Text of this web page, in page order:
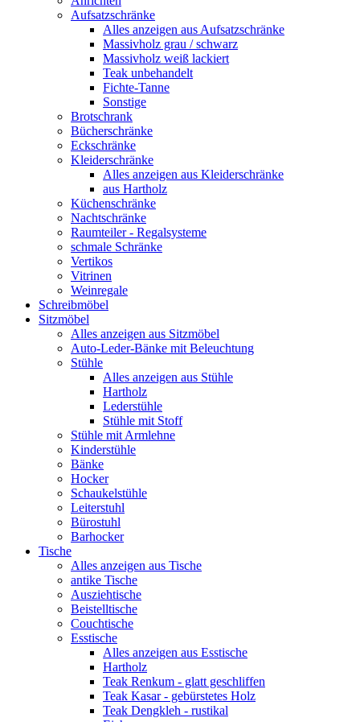
Aufsatzschränke
Alles anzeigen aus Aufsatzschränke
Massivholz grau / schwarz
Massivholz weiß lackiert
Teak unbehandelt
Fichte-Tanne
Sonstige
Brotschrank
Bücherschränke
Eckschränke
Kleiderschränke
Alles anzeigen aus Kleiderschränke
aus Hartholz
Küchenschränke
Nachtschränke
Raumteiler - Regalsysteme
schmale Schränke
Vertikos
Vitrinen
Weinregale
Schreibmöbel
Sitzmöbel
Alles anzeigen aus Sitzmöbel
Auto-Leder-Bänke mit Beleuchtung
Stühle
Alles anzeigen aus Stühle
Hartholz
Lederstühle
Stühle mit Stoff
Stühle mit Armlehne
Kinderstühle
Bänke
Hocker
Schaukelstühle
Leiterstuhl
Bürostuhl
Barhocker
Tische
Alles anzeigen aus Tische
antike Tische
Ausziehtische
Beistelltische
Couchtische
Esstische
Alles anzeigen aus Esstische
Hartholz
Teak Renkum - glatt geschliffen
Teak Kasar - gebürstetes Holz
Teak Dengkleh - rustikal